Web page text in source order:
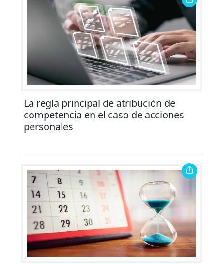
La regla principal de atribución de
competencia en el caso de acciones
personales